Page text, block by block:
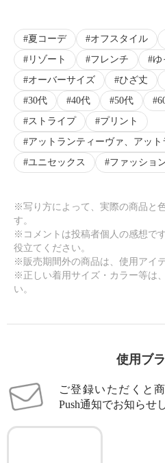
夏コーデ オフスタイル
リゾート
フレンチ ゆ
オーバーサイズ
ひざ丈
30代
40代 50代
ストライプ
プリント
アットランティーヴァ、アッ
ユニセックス
ファッショ
※写り方によって、実際の商品と
す。
※コメントは投稿者個人の感想で
役立てください。
※販売期間外の商品は、使用アイ
※正しい着用サイズ・カラー等は
い。
使用ブ
ご登録いただくと
Push通知でお知らせ